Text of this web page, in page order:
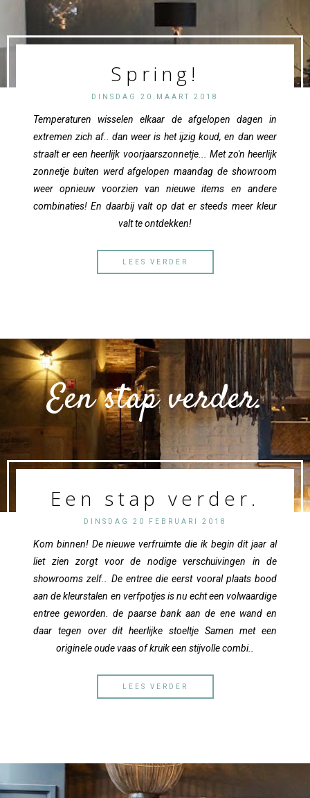
Spring!
DINSDAG 20 MAART 2018
Temperaturen wisselen elkaar de afgelopen dagen in
extremen zich af.. dan weer is het ijzig koud, en dan weer
straalt er een heerlijk voorjaarszonnetje... Met zo'n heerlijk
zonnetje buiten werd afgelopen maandag de showroom
weer opnieuw voorzien van nieuwe items en andere
combinaties! En daarbij valt op dat er steeds meer kleur
valt te ontdekken!
LEES VERDER
Een stap verder.
Een stap verder.
DINSDAG 20 FEBRUARI 2018
Kom binnen! De nieuwe verfruimte die ik begin dit jaar al
liet zien zorgt voor de nodige verschuivingen in de
showrooms zelf.. De entree die eerst vooral plaats bood
aan de kleurstalen en verfpotjes is nu echt een volwaardige
entree geworden. de paarse bank aan de ene wand en
daar tegen over dit heerlijke stoeltje Samen met een
originele oude vaas of kruik een stijvolle combi..
LEES VERDER